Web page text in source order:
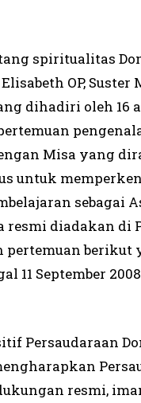
spiritualitas
OP,
dihadiri oleh
Misa yang
untuk
sebagai
resmi diadakan di
berikut
11 September
Persaudaraan
resmi,